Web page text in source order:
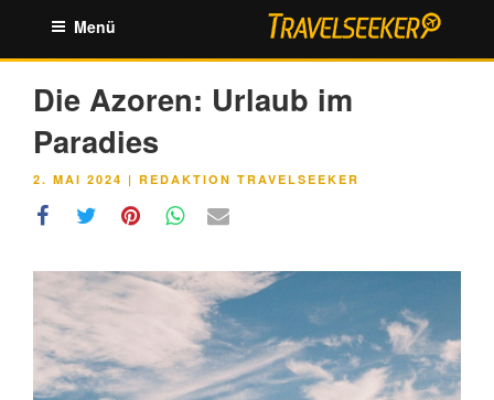
springen
Menü
Die Azoren: Urlaub im
Paradies
VERÖFFENTLICHT
2. MAI 2024 | REDAKTION TRAVELSEEKER